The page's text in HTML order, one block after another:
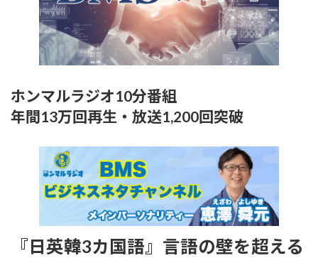
ホンマルラジオ10分番組
年間13万回再生・放送1,200回突破
『日英韓3カ国語』言語の壁を超える